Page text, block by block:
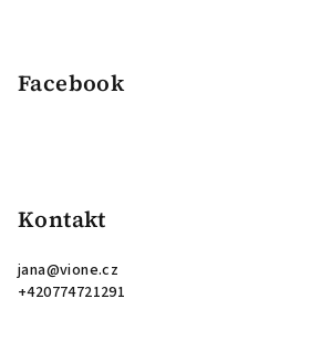
Facebook
Kontakt
jana@vione.cz
+420774721291